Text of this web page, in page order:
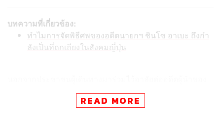
บทความที่เกี่ยวข้อง:
ทำไมการจัดพิธีศพของอดีตนายกฯ ชินโซ อาเบะ ถึงกำ
ลังเป็นที่ถกเถียงในสังคมญี่ปุ่น
เขาเป็นครั้งสุดท้ายแล้ว ยังมีประชาชนชาวญี่ปุ่นอีกจำนวนไม่
น้อยที่แสดงจุดยืนชุมนุมประท้วงคัดค้านการจัดรัฐพิธีศพให้
READ MORE